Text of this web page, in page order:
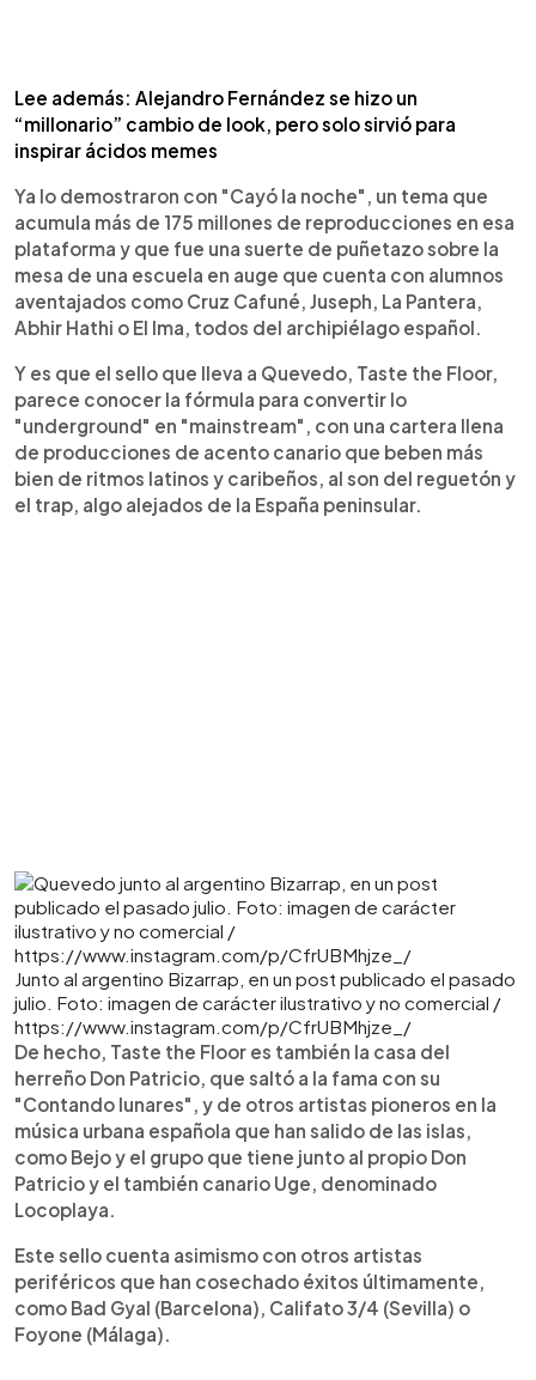
Lee además: Alejandro Fernández se hizo un
“millonario” cambio de look, pero solo sirvió para
inspirar ácidos memes
Ya lo demostraron con "Cayó la noche", un tema que
acumula más de 175 millones de reproducciones en esa
plataforma y que fue una suerte de puñetazo sobre la
mesa de una escuela en auge que cuenta con alumnos
aventajados como Cruz Cafuné, Juseph, La Pantera,
Abhir Hathi o El Ima, todos del archipiélago español.
Y es que el sello que lleva a Quevedo, Taste the Floor,
parece conocer la fórmula para convertir lo
"underground" en "mainstream", con una cartera llena
de producciones de acento canario que beben más
bien de ritmos latinos y caribeños, al son del reguetón y
el trap, algo alejados de la España peninsular.
Junto al argentino Bizarrap, en un post publicado el pasado
julio. Foto: imagen de carácter ilustrativo y no comercial /
https://www.instagram.com/p/CfrUBMhjze_/
De hecho, Taste the Floor es también la casa del
herreño Don Patricio, que saltó a la fama con su
"Contando lunares", y de otros artistas pioneros en la
música urbana española que han salido de las islas,
como Bejo y el grupo que tiene junto al propio Don
Patricio y el también canario Uge, denominado
Locoplaya.
Este sello cuenta asimismo con otros artistas
periféricos que han cosechado éxitos últimamente,
como Bad Gyal (Barcelona), Califato 3/4 (Sevilla) o
Foyone (Málaga).